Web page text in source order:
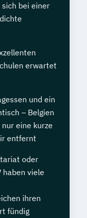
bei einer
erwartet
und ein
– Belgien
eine kurze
entfernt
oder
haben viele
ihren
fündig